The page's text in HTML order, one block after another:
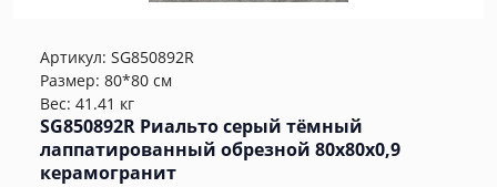
Артикул: SG850892R
Размер: 80*80 см
Вес: 41.41 кг
SG850892R Риальто серый тёмный
лаппатированный обрезной 80x80x0,9
керамогранит